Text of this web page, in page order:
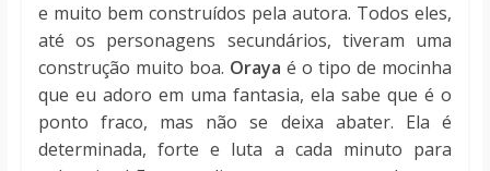
e muito bem construídos pela autora. Todos eles,
até os personagens secundários, tiveram uma
construção muito boa. Oraya é o tipo de mocinha
que eu adoro em uma fantasia, ela sabe que é o
ponto fraco, mas não se deixa abater. Ela é
determinada, forte e luta a cada minuto para